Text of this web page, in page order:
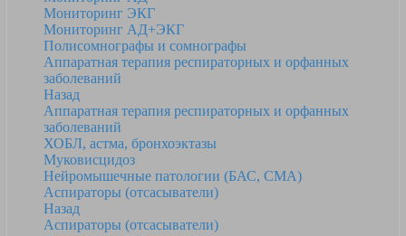
Мониторинг ЭКГ
Мониторинг АД+ЭКГ
Полисомнографы и сомнографы
Аппаратная терапия респираторных и орфанных
заболеваний
Назад
Аппаратная терапия респираторных и орфанных
заболеваний
ХОБЛ, астма, бронхоэктазы
Муковисцидоз
Нейромышечные патологии (БАС, СМА)
Аспираторы (отсасыватели)
Назад
Аспираторы (отсасыватели)